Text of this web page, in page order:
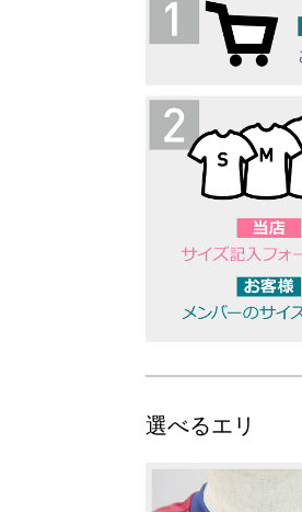
選べるエリ